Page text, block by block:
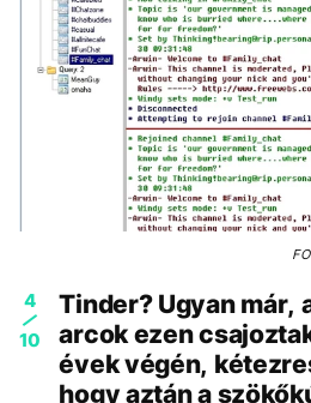
4
10
Tinder? Ugyan már,
arcok ezen
évek végén,
hogy aztán a